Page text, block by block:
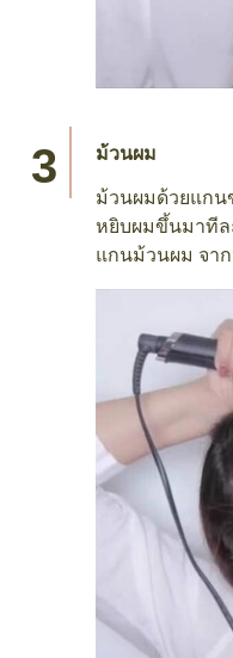
ม้วนผม
ม้วนผมด้วยแกน
หยิบผมขึ้นมาทีล
แกนม้วนผม จา